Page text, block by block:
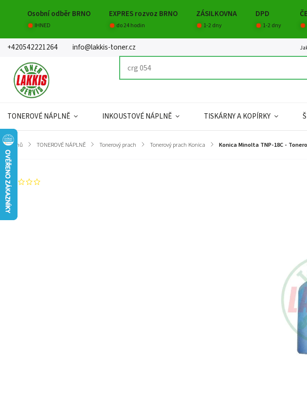
Osobní odběr BRNO EXPRES rozvoz BRNO ZÁSILKOVNA DPD
IHNED do 24 hodin 1-2 dny 1-2 dny
+420542221264 info@lakkis-toner.cz
TONEROVÉ NÁPLNĚ INKOUSTOVÉ NÁPLNĚ TISKÁRNY A KOPÍRKY
Domů / TONEROVÉ NÁPLNĚ / Tonerový prach / Tonerový prach Konica / Konica Minolta TNP-18C -
Záruka
2 roky